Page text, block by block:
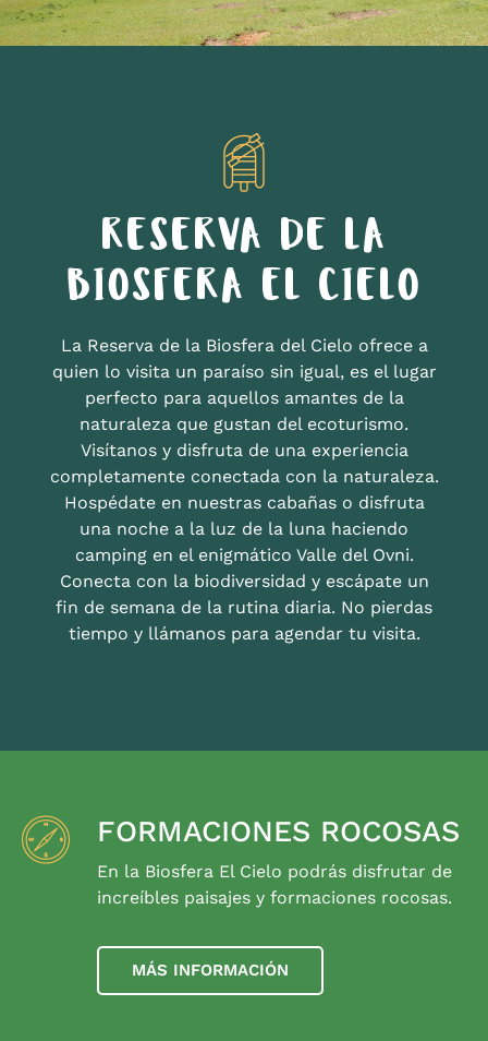
RESERVA DE LA
BIOSFERA EL CIELO
La Reserva de la Biosfera del Cielo ofrece a
quien lo visita un paraíso sin igual, es el lugar
perfecto para aquellos amantes de la
naturaleza que gustan del ecoturismo.
Visítanos y disfruta de una experiencia
completamente conectada con la naturaleza.
Hospédate en nuestras cabañas o disfruta
una noche a la luz de la luna haciendo
camping en el enigmático Valle del Ovni.
Conecta con la biodiversidad y escápate un
fin de semana de la rutina diaria. No pierdas
tiempo y llámanos para agendar tu visita.
FORMACIONES ROCOSAS
En la Biosfera El Cielo podrás disfrutar de
increíbles paisajes y formaciones rocosas.
MÁS INFORMACIÓN